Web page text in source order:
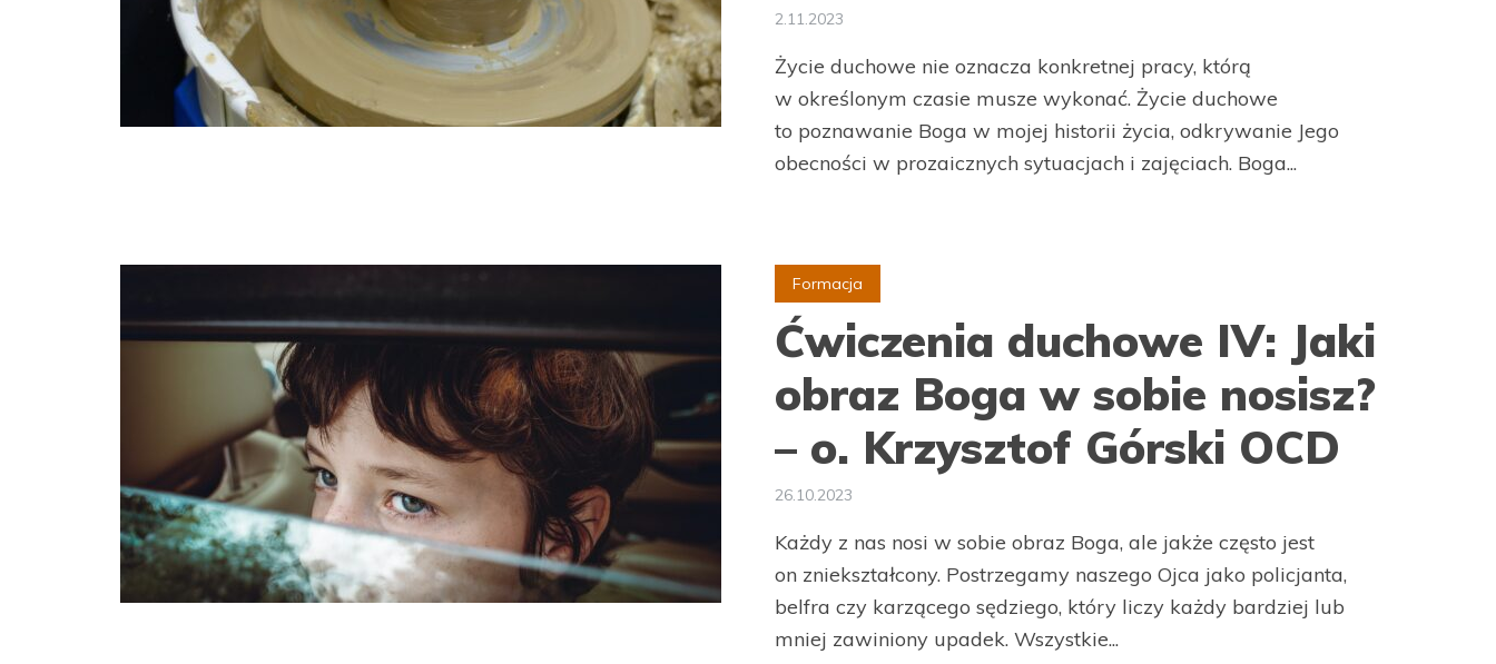
2.11.2023
Życie duchowe nie oznacza konkretnej pracy, którą
w określonym czasie musze wykonać. Życie duchowe
to poznawanie Boga w mojej historii życia, odkrywanie Jego
obecności w prozaicznych sytuacjach i zajęciach. Boga...
Formacja
Ćwiczenia duchowe IV: Jaki
obraz Boga w sobie nosisz?
– o. Krzysztof Górski OCD
26.10.2023
Każdy z nas nosi w sobie obraz Boga, ale jakże często jest
on zniekształcony. Postrzegamy naszego Ojca jako policjanta,
belfra czy karzącego sędziego, który liczy każdy bardziej lub
mniej zawiniony upadek. Wszystkie...